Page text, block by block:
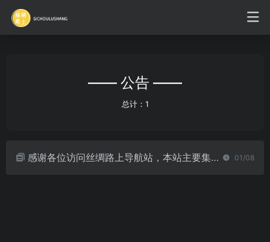
—— 公告 ——
总计：1
感谢各位访问丝绸路上导航站，本站主要集合历史人文、设计等网站。如有任何想法或意见，可邮件联系站长海象：342086834@qq.com 01/08